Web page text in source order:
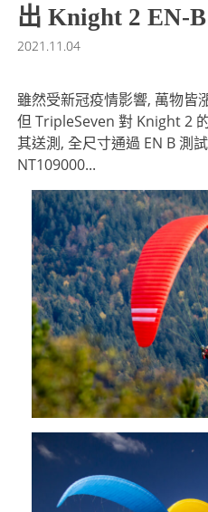
出 Knight 2 EN-B
2021.11.04
雖然受新冠疫情影響, 萬物皆
但 TripleSeven 對 Knight 2
其送測, 全尺寸通過 EN B 測
NT109000...